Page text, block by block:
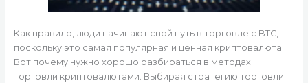
Как правило, люди начинают свой путь в торговле с BTC,
поскольку это самая популярная и ценная криптовалюта.
Вот почему нужно хорошо разбираться в методах
торговли криптовалютами. Выбирая стратегию торговли